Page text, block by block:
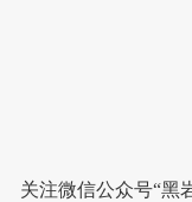
关注微信公众号“黑